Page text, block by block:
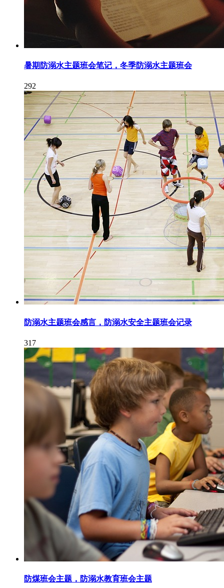
暑期防溺水主题班会笔记，冬季防溺水主题班会
292
防溺水主题班会感言，防溺水安全主题班会记录
317
防煤班会主题，防溺水教育班会主题